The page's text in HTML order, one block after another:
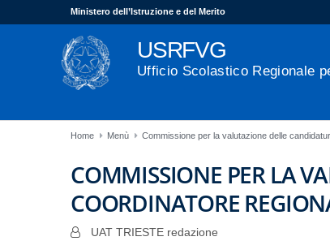
Ministero dell’Istruzione e del Merito
USRFVG
Ufficio Scolastico Regionale
Home Menù Commissione per la valutazione delle
COMMISSIONE PER LA
COORDINATORE
UAT TRIESTE redazione